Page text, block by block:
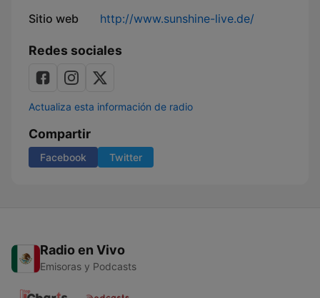
Sitio web http://www.sunshine-live.de/
Redes sociales
Actualiza esta información de radio
Compartir
Facebook Twitter
Radio en Vivo
Emisoras y Podcasts